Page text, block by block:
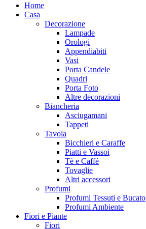
Home
Casa
Decorazione
Lampade
Orologi
Appendiabiti
Vasi
Porta Candele
Quadri
Porta Foto
Altre decorazioni
Biancheria
Asciugamani
Tappeti
Tavola
Bicchieri e Caraffe
Piatti e Vassoi
Tè e Caffé
Tovaglie
Altri accessori
Profumi
Profumi Tessuti e Bucato
Profumi Ambiente
Fiori e Piante
Fiori